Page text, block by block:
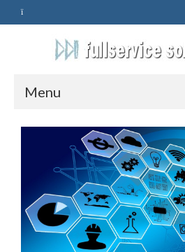
Menu
HOME
ASSISTENZA
POLITICA
Qualità